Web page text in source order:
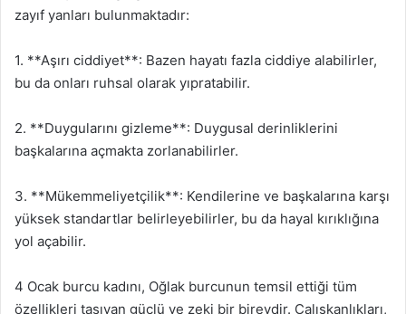
zayıf yanları bulunmaktadır:
1. **Aşırı ciddiyet**: Bazen hayatı fazla ciddiye alabilirler,
bu da onları ruhsal olarak yıpratabilir.
2. **Duygularını gizleme**: Duygusal derinliklerini
başkalarına açmakta zorlanabilirler.
3. **Mükemmeliyetçilik**: Kendilerine ve başkalarına karşı
yüksek standartlar belirleyebilirler, bu da hayal kırıklığına
yol açabilir.
4 Ocak burcu kadını, Oğlak burcunun temsil ettiği tüm
özellikleri taşıyan güçlü ve zeki bir bireydir. Çalışkanlıkları,